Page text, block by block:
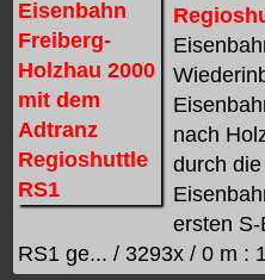
nach
durch
ersten
RS1 ge... / 3293x / 0 m :